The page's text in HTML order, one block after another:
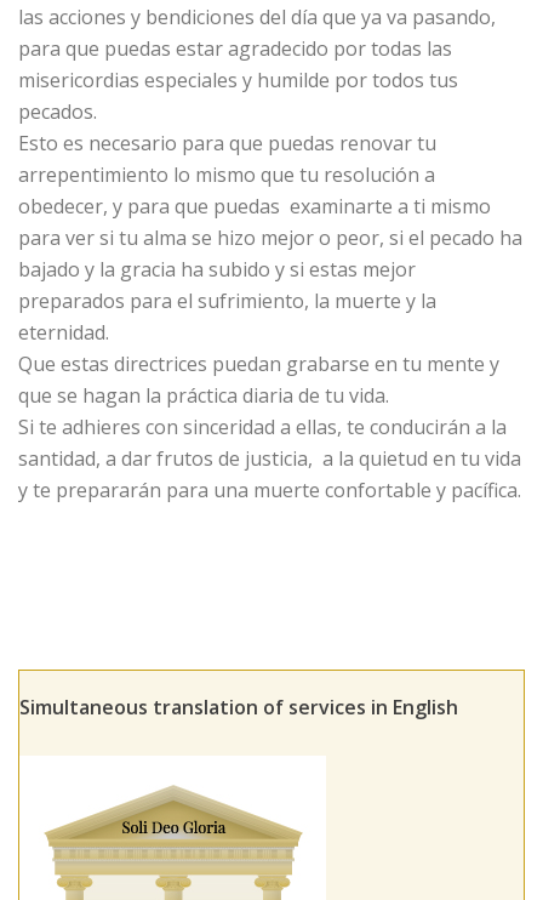
las acciones y bendiciones del día que ya va pasando,
para que puedas estar agradecido por todas las
misericordias especiales y humilde por todos tus
pecados.
Esto es necesario para que puedas renovar tu
arrepentimiento lo mismo que tu resolución a
obedecer, y para que puedas examinarte a ti mismo
para ver si tu alma se hizo mejor o peor, si el pecado ha
bajado y la gracia ha subido y si estas mejor
preparados para el sufrimiento, la muerte y la
eternidad.
Que estas directrices puedan grabarse en tu mente y
que se hagan la práctica diaria de tu vida.
Si te adhieres con sinceridad a ellas, te conducirán a la
santidad, a dar frutos de justicia, a la quietud en tu vida
y te prepararán para una muerte confortable y pacífica.
Simultaneous translation of services in English